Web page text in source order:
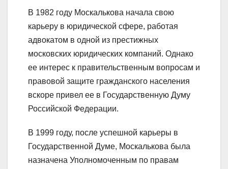
В 1982 году Москалькова начала свою
карьеру в юридической сфере, работая
адвокатом в одной из престижных
московских юридических компаний. Однако
ее интерес к правительственным вопросам и
правовой защите гражданского населения
вскоре привел ее в Государственную Думу
Российской Федерации.
В 1999 году, после успешной карьеры в
Государственной Думе, Москалькова была
назначена Уполномоченным по правам